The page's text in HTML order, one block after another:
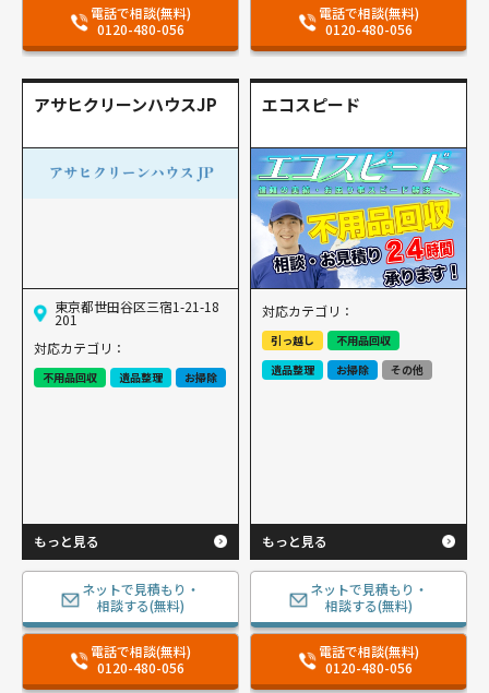
電話で相談(無料)
0120-480-056
電話で相談(無料)
0120-480-056
アサヒクリーンハウスJP
東京都世田谷区三宿1-21-18
201
対応カテゴリ：
不用品回収 遺品整理 お掃除
もっと見る
ネットで見積もり・
相談する(無料)
電話で相談(無料)
0120-480-056
エコスピード
対応カテゴリ：
引っ越し
不用品回収
遺品整理
お掃除 その他
もっと見る
ネットで見積もり・
相談する(無料)
電話で相談(無料)
0120-480-056